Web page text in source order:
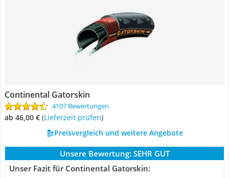
Continental Gatorskin
4107 Bewertungen
ab 46,00 € (Lieferzeit prüfen)
Preisvergleich und weitere Angebote
Unsere Bewertung: SEHR GUT
Unser Fazit für Continental Gatorskin: